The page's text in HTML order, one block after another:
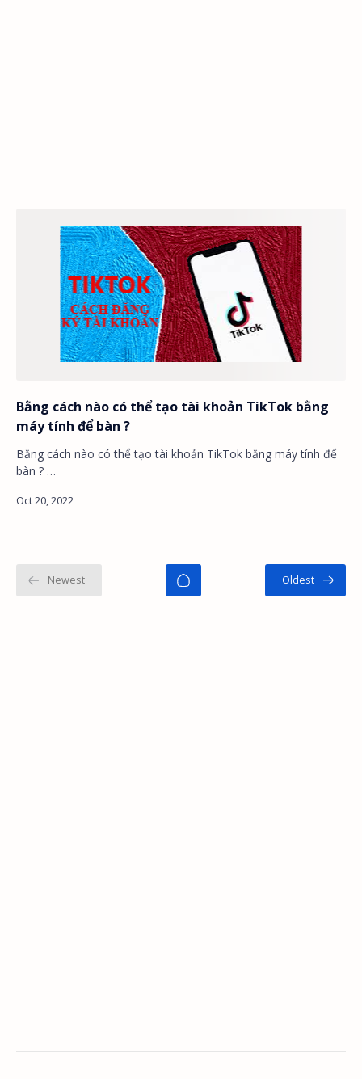
Bằng cách nào có thể tạo tài khoản TikTok bằng
máy tính để bàn ?
Bằng cách nào có thể tạo tài khoản TikTok bằng máy tính để
bàn ? …